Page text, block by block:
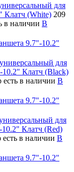
для
Клатч (White) 209
в наличии В
9.7"-10.2"
для
Клатч (Black)
есть в наличии В
9.7"-10.2"
для
Клатч (Red)
есть в наличии В
9.7"-10.2"